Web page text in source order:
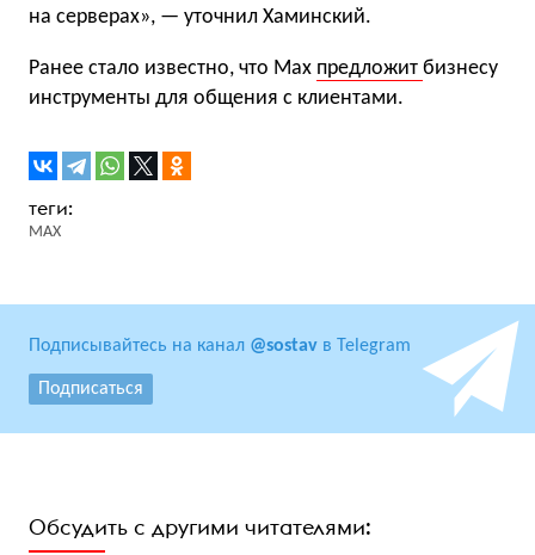
на серверах», — уточнил Хаминский.
Ранее стало известно, что Max предложит бизнесу
инструменты для общения с клиентами.
MAX
Подписывайтесь на канал @sostav в Telegram
Подписаться
Обсудить с другими читателями: